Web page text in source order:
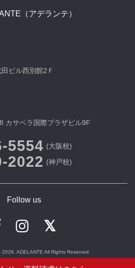
（アデランテ）
ビル西別館2Ｆ
カサベラ国際プラザビル9F
5554 (大阪校)
2022 (神戸校)
Follow us
ADELANTE All Rights Reserved.